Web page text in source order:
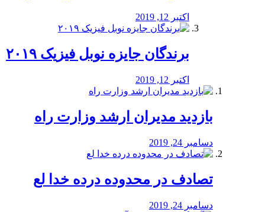
اکتبر 12, 2019
برندگان جایزه نوبل فیزیک ۲۰۱۹
اکتبر 12, 2019
بازدید مدیران ارشد وزارت راه
دسامبر 24, 2019
تصادف در محدوده درده خدا لع
دسامبر 24, 2019